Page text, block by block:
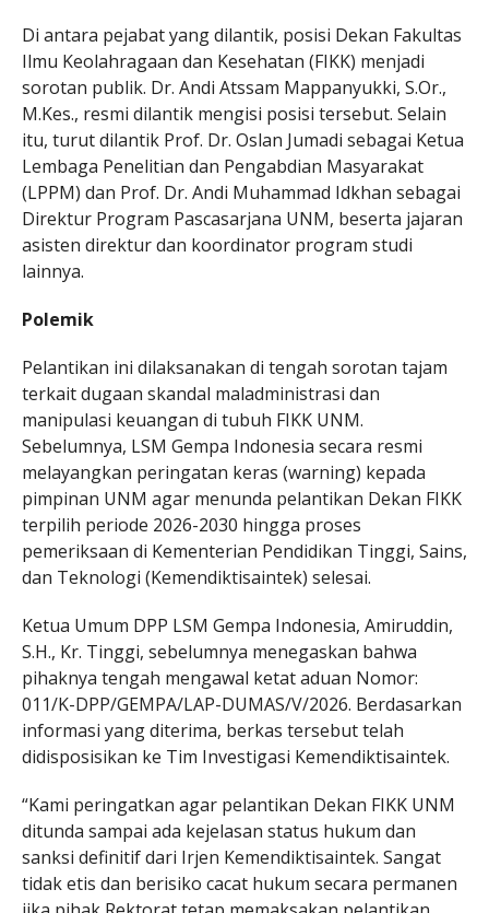
Di antara pejabat yang dilantik, posisi Dekan Fakultas
Ilmu Keolahragaan dan Kesehatan (FIKK) menjadi
sorotan publik. Dr. Andi Atssam Mappanyukki, S.Or.,
M.Kes., resmi dilantik mengisi posisi tersebut. Selain
itu, turut dilantik Prof. Dr. Oslan Jumadi sebagai Ketua
Lembaga Penelitian dan Pengabdian Masyarakat
(LPPM) dan Prof. Dr. Andi Muhammad Idkhan sebagai
Direktur Program Pascasarjana UNM, beserta jajaran
asisten direktur dan koordinator program studi
lainnya.
Polemik
Pelantikan ini dilaksanakan di tengah sorotan tajam
terkait dugaan skandal maladministrasi dan
manipulasi keuangan di tubuh FIKK UNM.
Sebelumnya, LSM Gempa Indonesia secara resmi
melayangkan peringatan keras (warning) kepada
pimpinan UNM agar menunda pelantikan Dekan FIKK
terpilih periode 2026-2030 hingga proses
pemeriksaan di Kementerian Pendidikan Tinggi, Sains,
dan Teknologi (Kemendiktisaintek) selesai.
Ketua Umum DPP LSM Gempa Indonesia, Amiruddin,
S.H., Kr. Tinggi, sebelumnya menegaskan bahwa
pihaknya tengah mengawal ketat aduan Nomor:
011/K-DPP/GEMPA/LAP-DUMAS/V/2026. Berdasarkan
informasi yang diterima, berkas tersebut telah
didisposisikan ke Tim Investigasi Kemendiktisaintek.
“Kami peringatkan agar pelantikan Dekan FIKK UNM
ditunda sampai ada kejelasan status hukum dan
sanksi definitif dari Irjen Kemendiktisaintek. Sangat
tidak etis dan berisiko cacat hukum secara permanen